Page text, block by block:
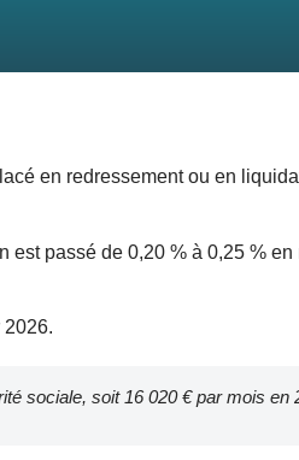
en redressement ou en
est passé de 0,20 % à 0,25 % en
2026.
sociale, soit 16 020 € par mois en